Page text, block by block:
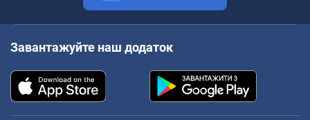
Завантажуйте наш додаток